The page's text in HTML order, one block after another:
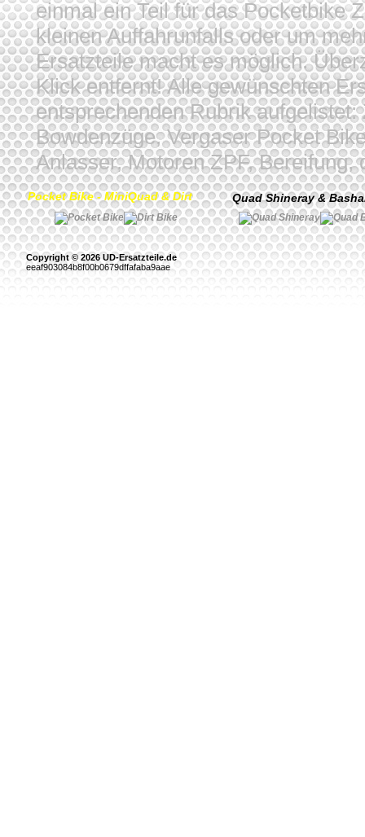
einmal ein Teil für das Pocketbike
kleinen Auffahrunfalls oder um
Ersatzteile macht es möglich.
Klick entfernt! Alle gewünschten
entsprechenden Rubrik
Bowdenzüge, Vergaser Pocket
Anlasser, Motoren ZPF,
Pocket Bike - MiniQuad & Dirt Quad Shineray &
Copyright © 2026 UD-Ersatzteile.de
eeaf903084b8f00b0679dffafaba9aae